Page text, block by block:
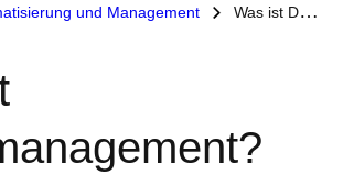
und Management Was ist Datenmanagement?